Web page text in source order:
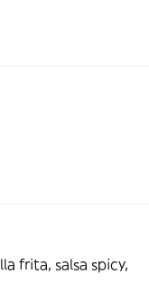
frita, salsa spicy,